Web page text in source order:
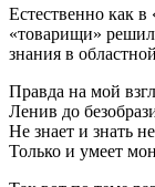
Естественно как в
«товарищи»
знания в
Правда на мой
Ленив до
Не знает и знать
Только и умеет